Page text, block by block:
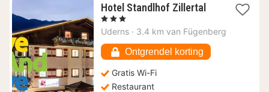
Hotel Standlhof Zillertal1
vanaf
97,16
, 3 Sterren
Uderns · 3.4 km van Fügenberg
Ontgrendel korting
Gratis Wi-Fi
Restaurant